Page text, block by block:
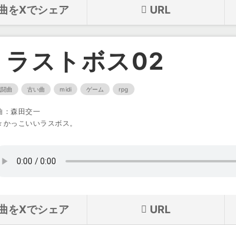
をXでシェア URL
ラストボス02
曲 古い曲 midi ゲーム rpg
：森田交一
かっこいいラスボス。
をXでシェア URL